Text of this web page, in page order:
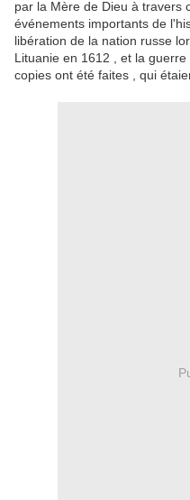
par la Mère de Dieu à travers
événements importants de
libération de la nation russe
Lituanie en 1612 , et la guerre
copies ont été faites , qui